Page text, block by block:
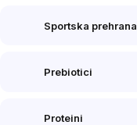
Sportska prehrana
Prebiotici
Proteini